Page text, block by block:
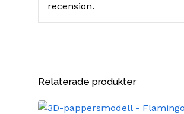
recension.
Relaterade produkter